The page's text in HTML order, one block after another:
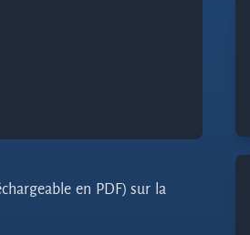
en PDF) sur la